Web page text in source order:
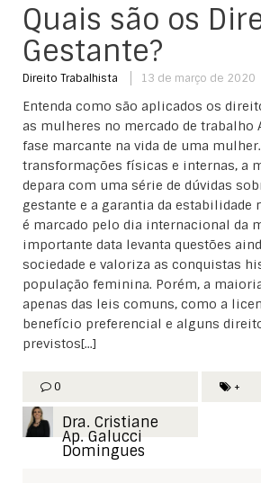
Quais são os
Gestante?
Direito Trabalhista 13 de março de 2020
Entenda como são aplicados os
as mulheres no mercado de trabalho
fase marcante na vida de uma
transformações físicas e internas, a
depara com uma série de dúvidas
gestante e a garantia da estabilidade
é marcado pelo dia internacional da
importante data levanta questões
sociedade e valoriza as conquistas
população feminina. Porém, a
apenas das leis comuns, como a
benefício preferencial e alguns
previstos[...]
0 +
Dra. Cristiane
Ap. Galucci
Domingues